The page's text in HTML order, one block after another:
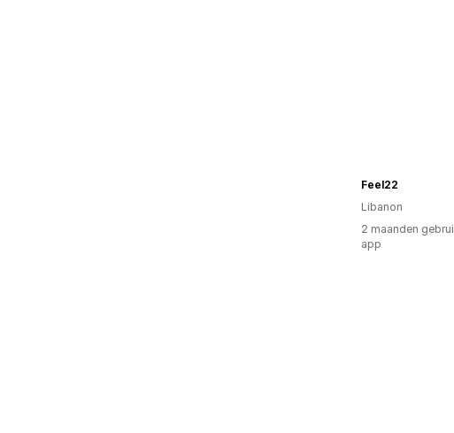
Feel22
Libanon
2 maanden
app